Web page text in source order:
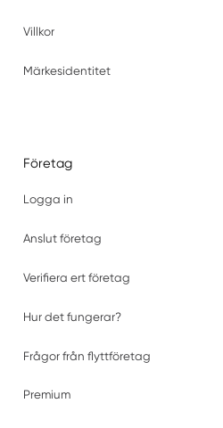
Villkor
Märkesidentitet
Företag
Logga in
Anslut företag
Verifiera ert företag
Hur det fungerar?
Frågor från flyttföretag
Premium